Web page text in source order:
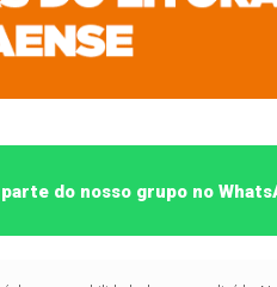
do nosso grupo no